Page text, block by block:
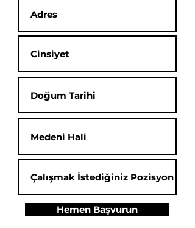
Hemen Başvurun